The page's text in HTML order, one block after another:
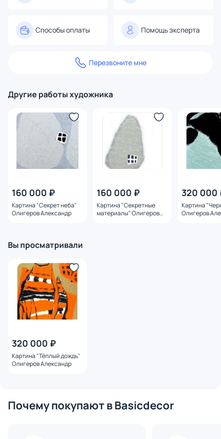
Способы оплаты Помощь эксперта
Перезвоните мне
Другие работы художника
160 000 ₽
Картина "Секрет неба"
Олигеров Александр
160 000 ₽
Картина "Секретные
материалы" Олигеров
320 000
Картина
Олигеров
Вы просматривали
320 000 ₽
Картина "Тёплый дождь"
Олигеров Александр
Почему покупают в Basicdecor